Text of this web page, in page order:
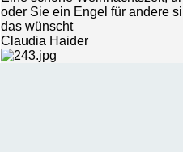
oder Sie ein Engel für andere
das wünscht
Claudia Haider